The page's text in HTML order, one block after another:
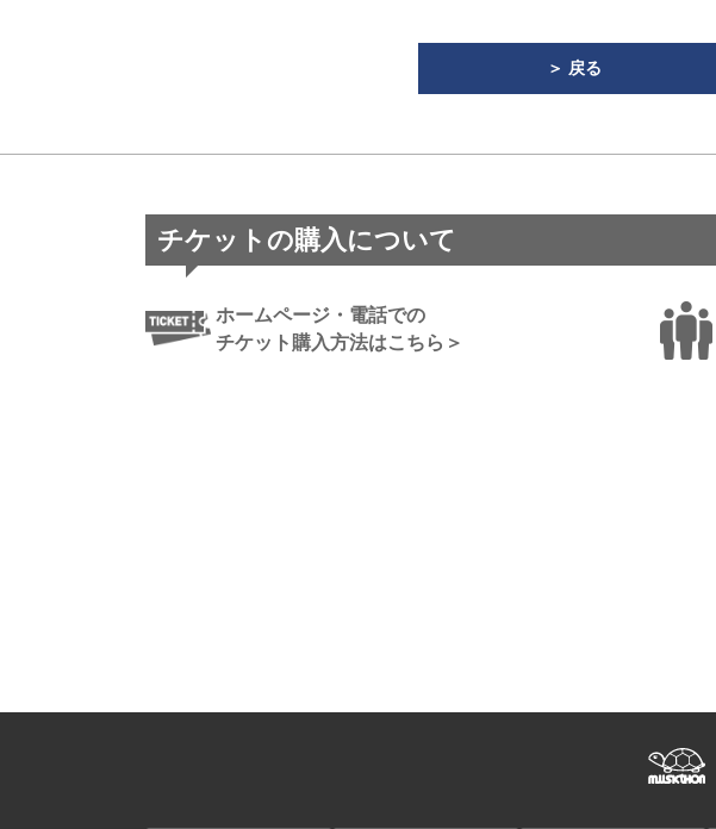
＞ 戻る
チケットの購入について
ホームページ・電話での
チケット購入方法はこちら＞